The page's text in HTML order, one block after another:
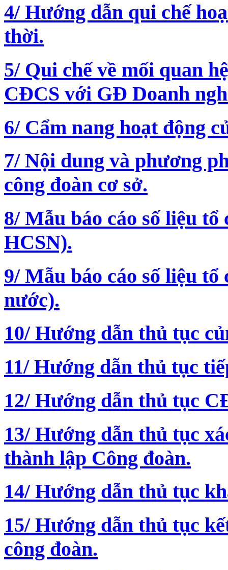
4/ Hướng dẫn qui chế
thời.
5/ Qui chế về mối quan
CĐCS với GĐ Doanh
6/ Cẩm nang hoạt động
7/ Nội dung và phương
công đoàn cơ sở.
8/ Mẫu báo cáo số liệu
HCSN).
9/ Mẫu báo cáo số liệu
nước).
10/ Hướng dẫn thủ tục
11/ Hướng dẫn thủ tục
12/ Hướng dẫn thủ tục
13/ Hướng dẫn thủ tục
thành lập Công đoàn.
14/ Hướng dẫn thủ tục
15/ Hướng dẫn thủ tục
công đoàn.